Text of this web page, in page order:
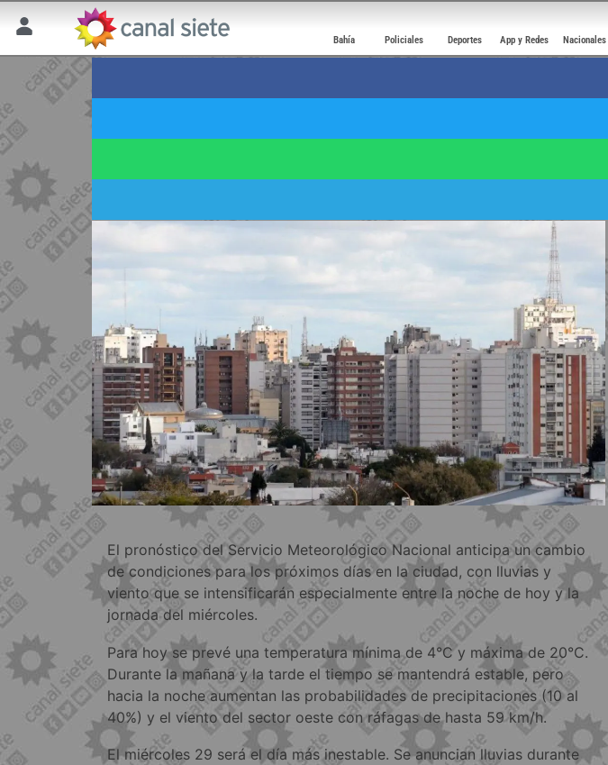
Bahía Policiales Deportes App y Redes Nacionales
Pronóstico para Bahía: se esperan
viento a partir de la madrugada
28 abril 2026 | 8:21
El pronóstico del Servicio Meteorológico Nacional anticipa un cambio
de condiciones para los próximos días en la ciudad, con lluvias y
viento que se intensificarán especialmente entre la noche de hoy y la
jornada del miércoles.
Para hoy se prevé una temperatura mínima de 4°C y máxima de 20°C.
Durante la mañana y la tarde el tiempo se mantendrá estable, pero
hacia la noche aumentan las probabilidades de precipitaciones (10 al
40%) y el viento del sector oeste con ráfagas de hasta 59 km/h.
El miércoles 29 será el día más inestable. Se anuncian lluvias durante